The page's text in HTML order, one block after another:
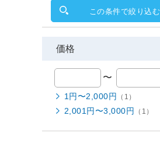
この条件で絞り込む
価格
〜
1円〜2,000円 （1）
2,001円〜3,000円 （1）